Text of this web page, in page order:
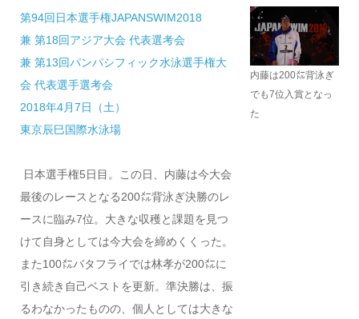
第94回日本選手権JAPANSWIM2018
兼 第18回アジア大会 代表選考会
兼 第13回パンパシフィック水泳選手権大
会 代表選手選考会
2018年4月7日（土）
東京辰巳国際水泳場
日本選手権5日目。この日、内藤は今大会
最後のレースとなる200㍍背泳ぎ決勝のレ
ースに臨み7位。大きな収穫と課題を見つ
けて自身としては今大会を締めくくった。
また100㍍バタフライでは林孝が200㍍に
引き続き自己ベストを更新。準決勝は、振
るわなかったものの、個人としては大きな
内藤は200㍍背泳ぎ
でも7位入賞となっ
た